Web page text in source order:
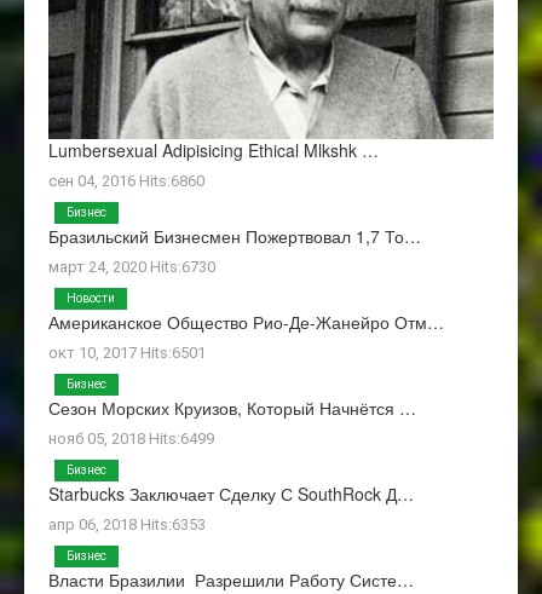
Lumbersexual Adipisicing Ethical Mlkshk …
сен 04, 2016 Hits:6860
Бразильский Бизнесмен Пожертвовал 1,7 То…
март 24, 2020 Hits:6730
Бизнес
Американское Общество Рио-Де-Жанейро Отм…
окт 10, 2017 Hits:6501
Новости
Сезон Морских Круизов, Который Начнётся …
нояб 05, 2018 Hits:6499
Бизнес
Starbucks Заключает Сделку С SouthRock Д…
апр 06, 2018 Hits:6353
Бизнес
Власти Бразилии Разрешили Работу Систе…
Бизнес